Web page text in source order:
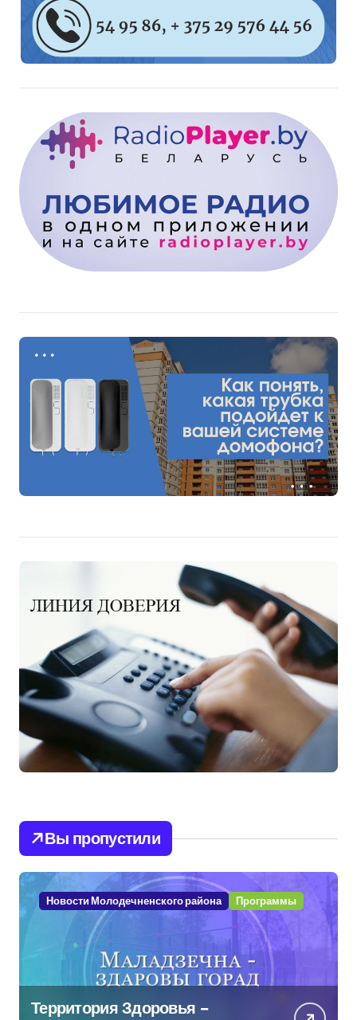
Вы пропустили
Новости Молодечненского района Программы
Территория Здоровья –